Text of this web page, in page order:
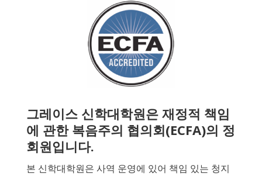
그레이스 신학대학원은 재정적 책임
에 관한 복음주의 협의회(ECFA)의 정
회원입니다.
본 신학대학원은 사역 운영에 있어 책임 있는 청지